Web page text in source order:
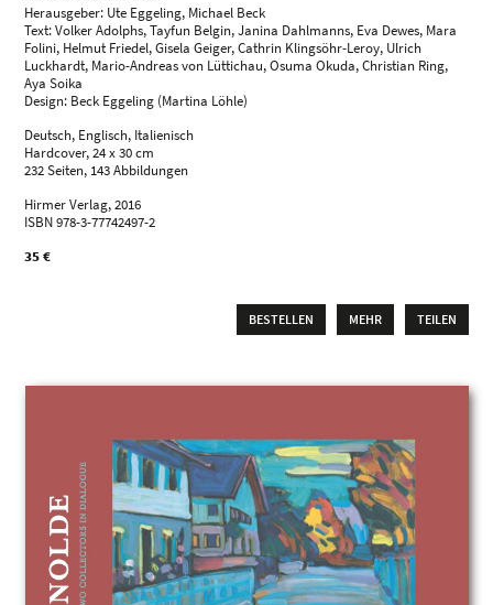
Herausgeber: Ute Eggeling, Michael Beck
Text: Volker Adolphs, Tayfun Belgin, Janina Dahlmanns, Eva Dewes, Mara
Folini, Helmut Friedel, Gisela Geiger, Cathrin Klingsöhr-Leroy, Ulrich
Luckhardt, Mario-Andreas von Lüttichau, Osuma Okuda, Christian Ring,
Aya Soika
Design: Beck Eggeling (Martina Löhle)
Deutsch, Englisch, Italienisch
Hardcover, 24 x 30 cm
232 Seiten, 143 Abbildungen
Hirmer Verlag, 2016
ISBN 978-3-77742497-2
35 €
BESTELLEN MEHR TEILEN